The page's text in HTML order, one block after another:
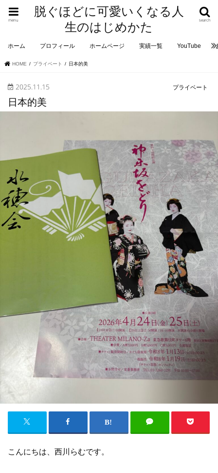
脱ぐほどに可愛いくなる人
生のはじめかた
search
menu
ホーム プロフィール ホームページ 実績一覧 YouTube
HOME プライベート 日本的美
プライベート
2025.11.15
日本的美
こんにちは、西川らむです。